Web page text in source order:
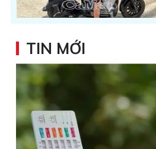
TIN MỚI